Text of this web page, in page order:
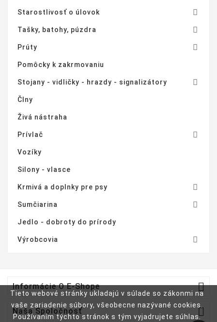
Tieto webové stránky ukladajú v súlade so zákonmi na
vaše zariadenie súbory, všeobecne nazývané cookies.
Používaním týchto stránok s tým vyjadrujete súhlas.
Starostlivosť o úlovok 
Tašky, batohy, púzdra 
Prúty 
Pomôcky k zakrmovaniu
Stojany - vidličky - hrazdy - signalizátory 
Člny
Živá nástraha
Prívlač 
Vozíky
Silony - vlasce
Krmivá a doplnky pre psy 
Sumčiarina 
Jedlo - dobroty do prírody
Výrobcovia 
Informácie O E-Shope 
Naša Spoločnosť 